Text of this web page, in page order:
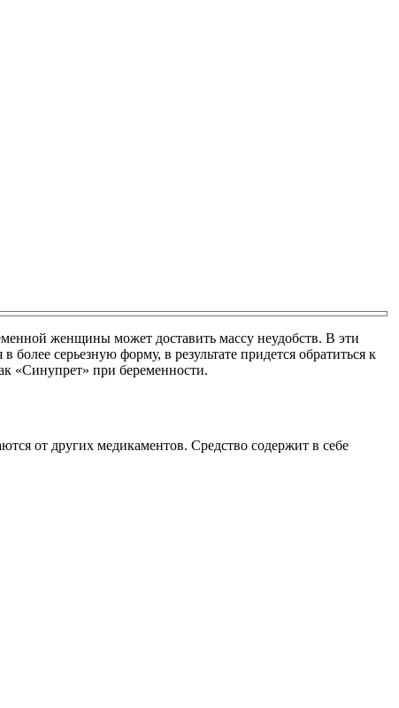
женщины может доставить массу неудобств. В эти
более серьезную форму, в результате придется обратиться к
«Синупрет» при беременности.
от других медикаментов. Средство содержит в себе